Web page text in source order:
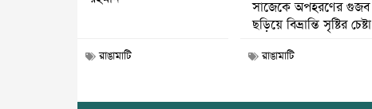
রাঙামাটি
সাজেকে অপহরণের গুজব
ছড়িয়ে বিভ্রান্তি সৃষ্টির চেষ্টা
রাঙামাটি